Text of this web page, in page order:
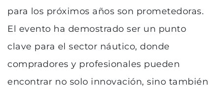
para los próximos años son prometedoras.
El evento ha demostrado ser un punto
clave para el sector náutico, donde
compradores y profesionales pueden
encontrar no solo innovación, sino también